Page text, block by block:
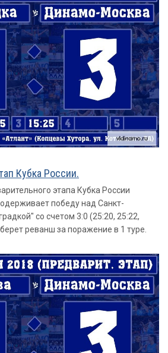
Кубка России.
этапа Кубка России
победу над Санкт-
со счетом 3:0 (25:20, 25:22,
реванш за поражение в 1 туре.